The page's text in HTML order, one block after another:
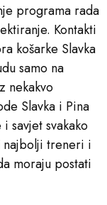
programa rada
Kontakti
košarke Slavka
samo na
nekakvo
Slavka i Pina
savjet svakako
treneri i
moraju postati